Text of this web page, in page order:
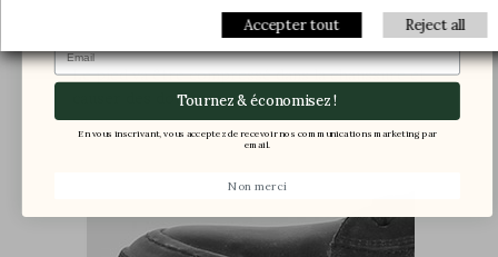
Le pied va être compressé dans la chaussure et
causer des douleurs
Accepter tout Reject all
Tournez & économisez !
En vous inscrivant, vous acceptez de recevoir nos communications marketing par
email.
Non merci